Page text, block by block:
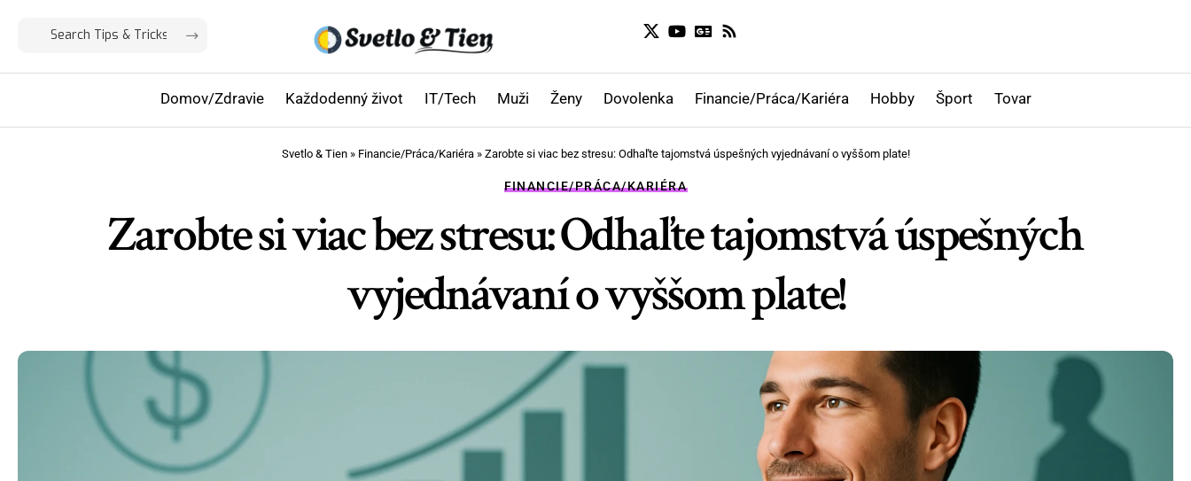
Domov/Zdravie Každodenný život IT/Tech Muži Ženy Dovolenka Financie/Práca/Kariéra Hobby Šport Tovar
Svetlo & Tien» Financie/Práca/Kariéra» Zarobte si viac bez stresu: Odhaľte tajomstvá úspešných vyjednávaní o vyššom plate!
FINANCIE/PRÁCA/KARIÉRA
Zarobte si viac bez stresu: Odhaľte tajomstvá úspešných
vyjednávaní o vyššom plate!